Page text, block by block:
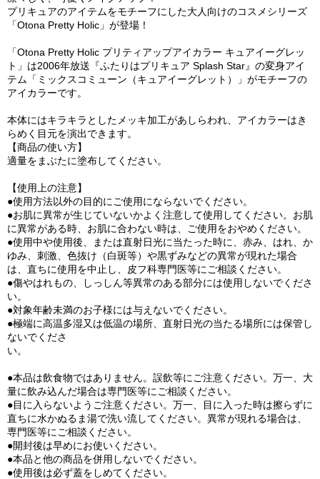
プリキュアのアイテムをモチーフにした大人向けのコスメシリーズ
「Otona Pretty Holic」が登場！
「Otona Pretty Holic プリティアップアイカラー キュアイーグレッ
ト」は2006年放送『ふたりはプリキュア Splash Star』の変身アイ
テム「ミックスコミューン（キュアイーグレット）」がモチーフの
アイカラーです。
本体にはキラキラとしたメッキ加工があしらわれ、アイカラーはき
らめく目元を演出できます。
【商品の使い方】
適量をまぶたに塗布してください。
【使用上の注意】
●使用方法以外の目的にご使用にならないでください。
●お肌に異常が生じていないかよく注意して使用してください。お肌
に異常がある時、お肌に合わない時は、ご使用をおやめください。
●使用中や使用後、または直射日光に当たった時に、赤み、はれ、か
ゆみ、刺激、色抜け（白斑等）や黒ずみなどの異常が現れた場合
は、直ちに使用を中止し、皮フ科専門医等にご相談ください。
●傷やはれもの、しっしん等異常のある部分には使用しないでくださ
い。
●対象年齢未満のお子様には与えないでください。
●極端に高温多湿又は低温の場所、直射日光の当たる場所には保管し
ないでくださ
い。
●本品は飲食物ではありません。誤飲等にご注意ください。万一、大
量に飲み込んだ場合は専門医等にご相談ください。
●目に入らないようご注意ください。万一、目に入った時は擦らずに
直ちに水かぬるま湯で洗い流してください。異常が現れる場合は、
専門医等にご相談ください。
●開封後は早めにお使いください。
●本品と他の商品を併用しないでください。
●使用後は必ず蓋をしめてください。